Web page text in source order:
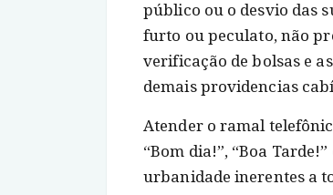
público ou o desvio das
furto ou peculato, não
verificação de bolsas e
demais providencias
Atender o ramal
“Bom dia!”, “Boa
urbanidade inerentes a